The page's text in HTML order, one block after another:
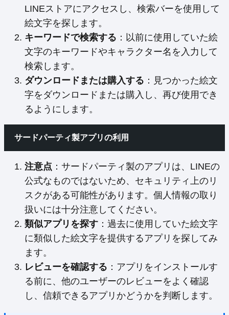
LINEストアにアクセスし、検索バーを使用して
絵文字を探します。
キーワードで検索する ：以前に使用していた絵
文字のキーワードやキャラクター名を入力して
検索します。
ダウンロードまたは購入する ：見つかった絵文
字をダウンロードまたは購入し、再び使用でき
るようにします。
サードパーティ製アプリの利用
注意点 ：サードパーティ製のアプリは、LINEの
公式なものではないため、セキュリティ上のリ
スクがある可能性があります。個人情報の取り
扱いには十分注意してください。
類似アプリを探す ：過去に使用していた絵文字
に類似した絵文字を提供するアプリを探してみ
ます。
レビューを確認する ：アプリをインストールす
る前に、他のユーザーのレビューをよく確認
し、信頼できるアプリかどうかを判断します。